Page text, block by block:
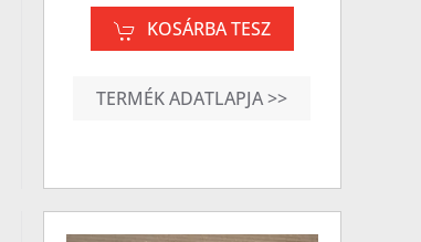
KOSÁRBA TESZ
TERMÉK ADATLAPJA >>